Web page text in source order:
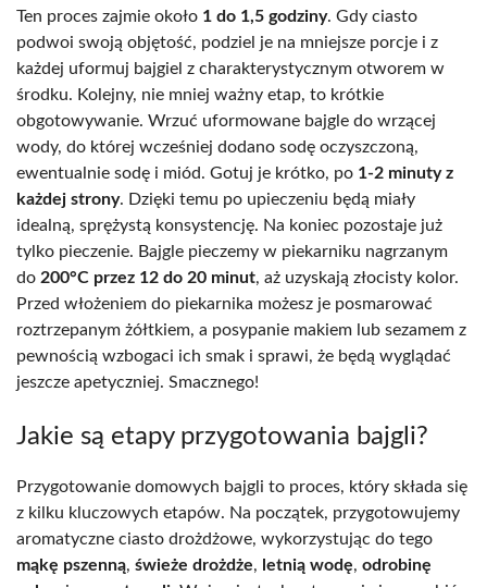
Ten proces zajmie około 1 do 1,5 godziny. Gdy ciasto
podwoi swoją objętość, podziel je na mniejsze porcje i z
każdej uformuj bajgiel z charakterystycznym otworem w
środku. Kolejny, nie mniej ważny etap, to krótkie
obgotowywanie. Wrzuć uformowane bajgle do wrzącej
wody, do której wcześniej dodano sodę oczyszczoną,
ewentualnie sodę i miód. Gotuj je krótko, po 1-2 minuty z
każdej strony. Dzięki temu po upieczeniu będą miały
idealną, sprężystą konsystencję. Na koniec pozostaje już
tylko pieczenie. Bajgle pieczemy w piekarniku nagrzanym
do 200°C przez 12 do 20 minut, aż uzyskają złocisty kolor.
Przed włożeniem do piekarnika możesz je posmarować
roztrzepanym żółtkiem, a posypanie makiem lub sezamem z
pewnością wzbogaci ich smak i sprawi, że będą wyglądać
jeszcze apetyczniej. Smacznego!
Jakie są etapy przygotowania bajgli?
Przygotowanie domowych bajgli to proces, który składa się
z kilku kluczowych etapów. Na początek, przygotowujemy
aromatyczne ciasto drożdżowe, wykorzystując do tego
mąkę pszenną, świeże drożdże, letnią wodę, odrobinę